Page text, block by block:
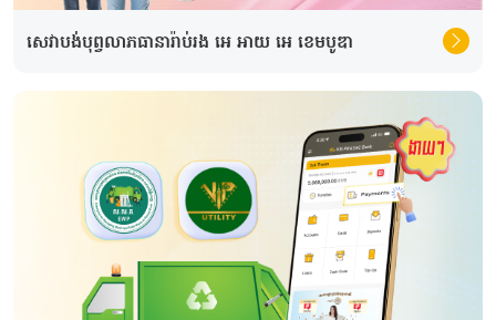
សេវាបង់បុព្វលាភធានារ៉ាប់រង អេ អាយ អេ ខេមបូឌា